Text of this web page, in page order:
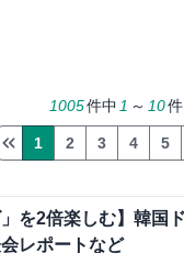
1005件中 1 ～ 10
1 2 3 4 5
」を2倍楽しむ】韓国
レポートなど